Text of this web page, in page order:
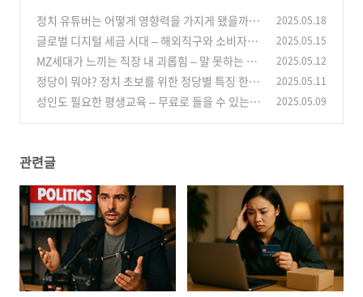
정치 유튜버는 어떻게 영향력을 가지게 됐을까?
콘텐츠 소비 트렌드 분석
(0)
2025.05.18
글로벌 디지털 세금 시대 – 해외직구와 소비자에
게 미치는 영향은?
(1)
2025.05.15
MZ세대가 느끼는 직장 내 괴롭힘 – 말 못하는 고
충과 대응법
(0)
2025.05.12
정당이 뭐야? 정치 초보를 위한 정당별 특징 한눈
에 보기
(2)
2025.05.11
성인도 필요한 평생교육 – 무료로 들을 수 있는
2025.05.09
관련글